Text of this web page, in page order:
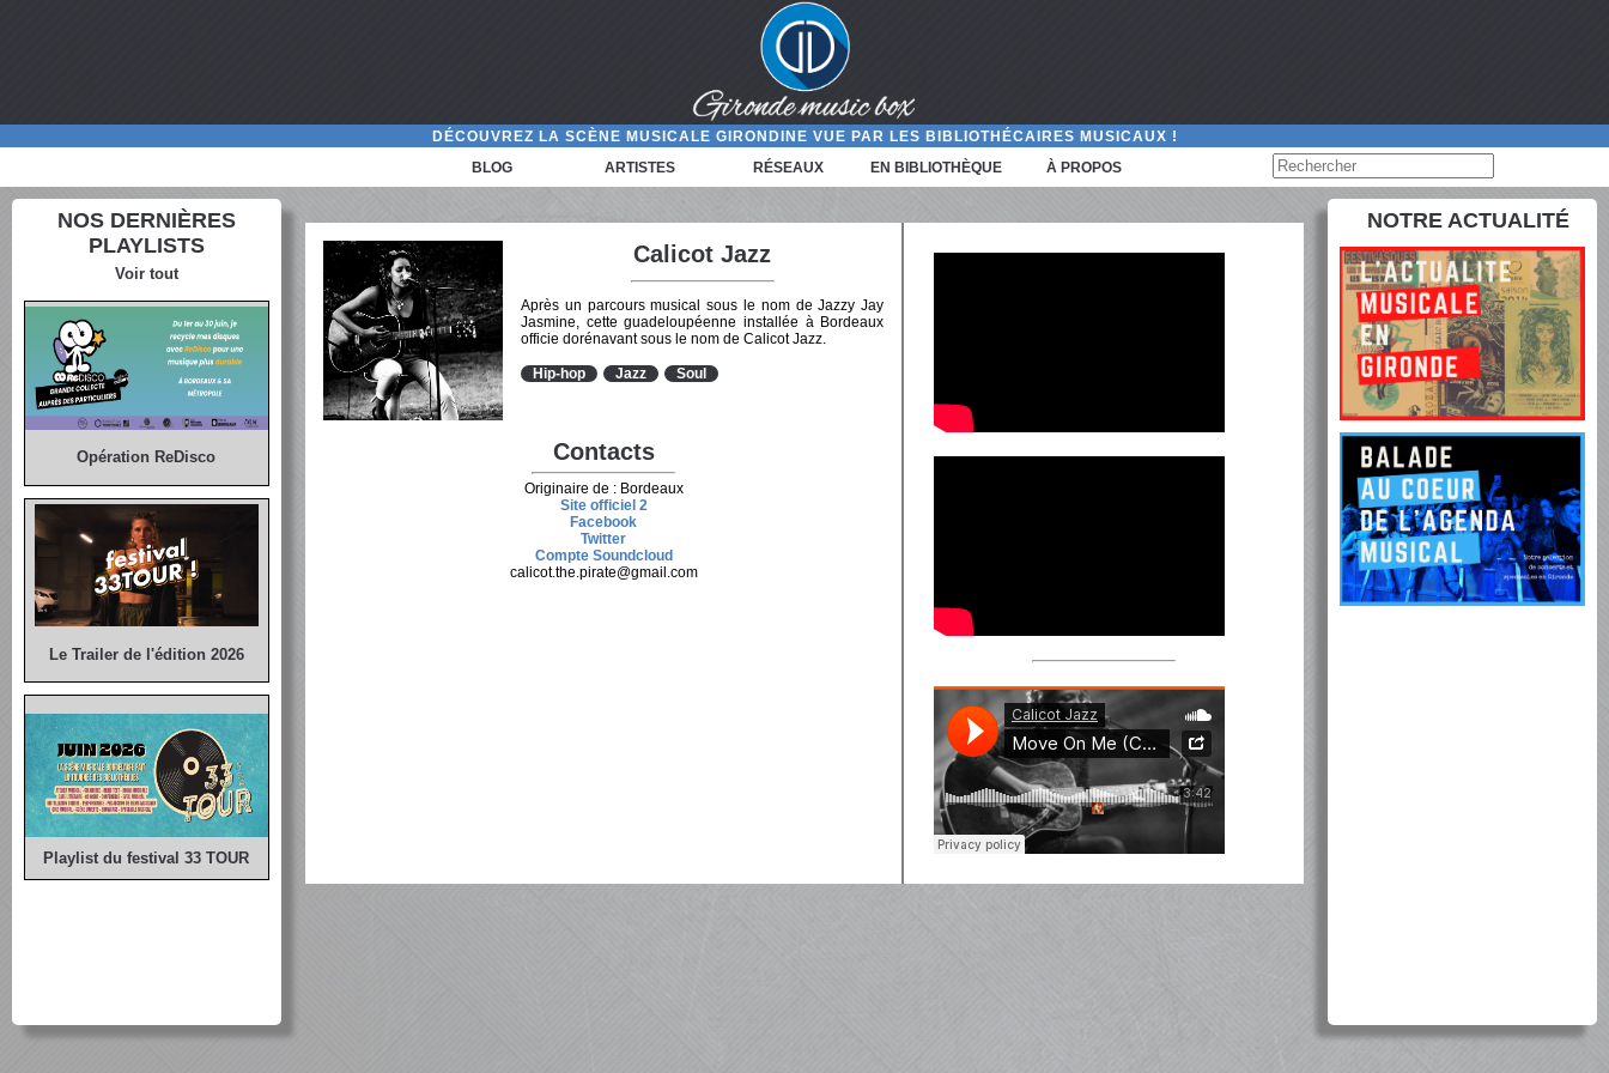
DÉCOUVREZ LA SCÈNE MUSICALE GIRONDINE VUE PAR LES BIBLIOTHÉCAIRES MUSICAUX !
BLOG
ARTISTES RÉSEAUX EN BIBLIOTHÈQUE À PROPOS
NOS DERNIÈRES
PLAYLISTS
Voir tout
Opération ReDisco
Le Trailer de l'édition 2026
Playlist du festival 33 TOUR
Calicot Jazz
Après un parcours musical sous le nom de Jazzy Jay
Jasmine, cette guadeloupéenne installée à Bordeaux
officie dorénavant sous le nom de Calicot Jazz.
Hip-hop Jazz Soul
Contacts
Originaire de : Bordeaux
Site officiel 2
Facebook
Twitter
Compte Soundcloud
calicot.the.pirate@gmail.com
NOTRE ACTUALITÉ